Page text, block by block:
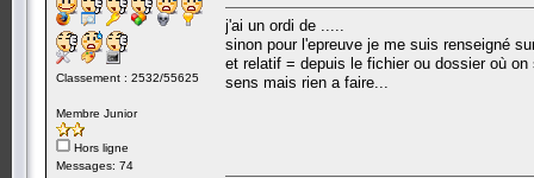
Classement : 2532/55625
Membre Junior
Hors ligne
Messages: 74
j'ai un ordi de .....
sinon pour l'epreuve je me suis renseigné
et relatif = depuis le fichier ou dossier où
sens mais rien a faire...